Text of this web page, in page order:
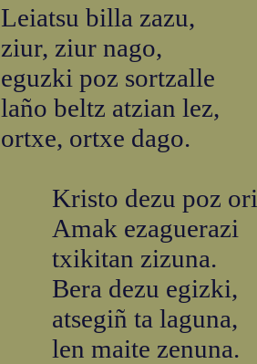
Leiatsu billa zazu,
ziur, ziur nago,
eguzki poz sortzalle
laño beltz atzian lez,
ortxe, ortxe dago.
Kristo dezu poz
Amak ezaguerazi
txikitan zizuna.
Bera dezu egizki,
atsegiñ ta laguna,
len maite zenuna.